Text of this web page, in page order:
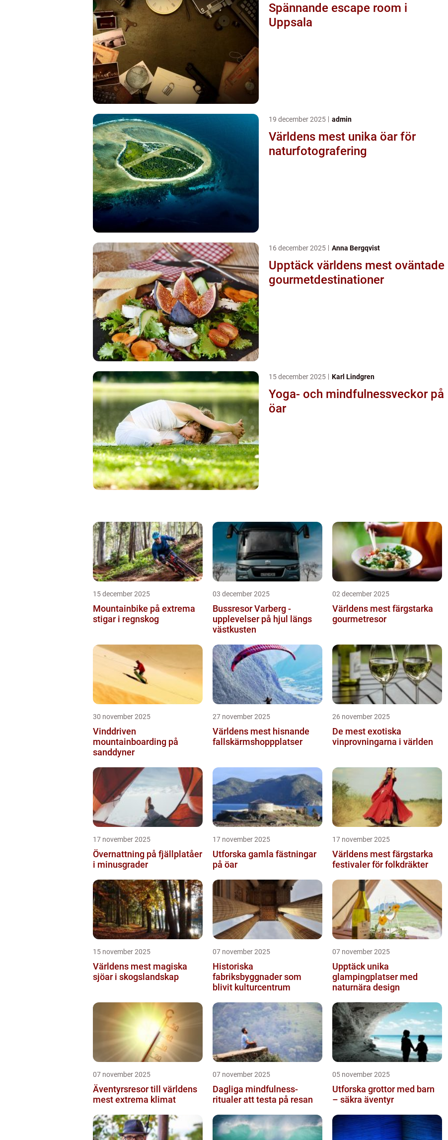
Spännande escape room i
Uppsala
19 december 2025 admin
Världens mest unika öar för
naturfotografering
16 december 2025 Anna Bergqvist
Upptäck världens mest oväntade
gourmetdestinationer
15 december 2025 Karl Lindgren
Yoga- och mindfulnessveckor på
öar
15 december 2025
Mountainbike på extrema
stigar i regnskog
03 december 2025
Bussresor Varberg -
upplevelser på hjul längs
västkusten
02 december 2025
Världens mest färgstarka
gourmetresor
30 november 2025
Vinddriven
mountainboarding på
sanddyner
27 november 2025
Världens mest hisnande
fallskärmshoppplatser
26 november 2025
De mest exotiska
vinprovningarna i världen
17 november 2025
Övernattning på fjällplatåer
i minusgrader
17 november 2025
Utforska gamla fästningar
på öar
17 november 2025
Världens mest färgstarka
festivaler för folkdräkter
15 november 2025
Världens mest magiska
sjöar i skogslandskap
07 november 2025
Historiska
fabriksbyggnader som
blivit kulturcentrum
07 november 2025
Upptäck unika
glampingplatser med
naturnära design
07 november 2025
Äventyrsresor till världens
mest extrema klimat
07 november 2025
Dagliga mindfulness-
ritualer att testa på resan
05 november 2025
Utforska grottor med barn
– säkra äventyr